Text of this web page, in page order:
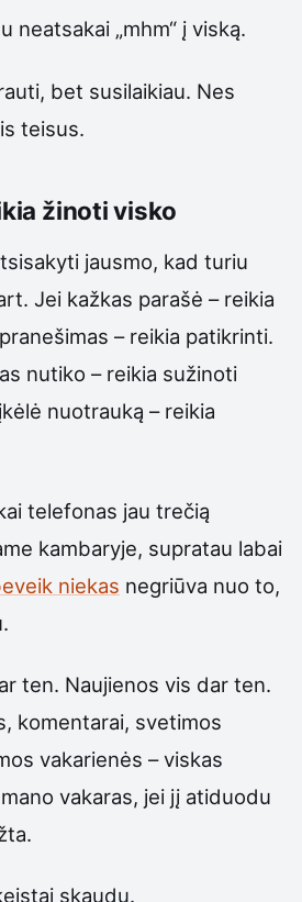
neatsakai „mhm“ į viską.
bet susilaikiau. Nes
teisus.
žinoti visko
jausmo, kad turiu
Jei kažkas parašė – reikia
– reikia patikrinti.
nutiko – reikia sužinoti
nuotrauką – reikia
telefonas jau trečią
kambaryje, supratau labai
niekas negriūva nuo to,
ten. Naujienos vis dar ten.
komentarai, svetimos
vakarienės – viskas
vakaras, jei jį atiduodu
skaudu.